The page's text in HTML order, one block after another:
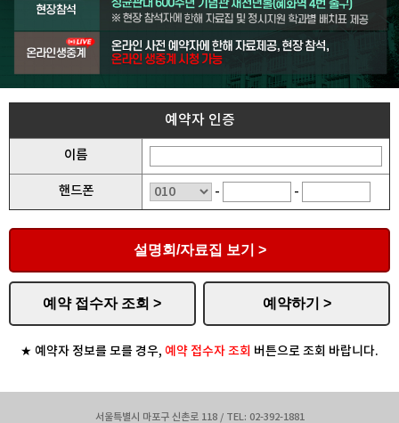
예약자 인증
이름
핸드폰 - -
★ 예약자 정보를 모를 경우, 예약 접수자 조회 버튼으로 조회 바랍니다.
서울특별시 마포구 신촌로 118 / TEL: 02-392-1881